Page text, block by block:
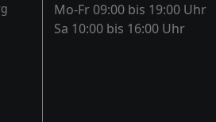
Mo-Fr 09:00 bis 19:00 Uhr
Sa 10:00 bis 16:00 Uhr